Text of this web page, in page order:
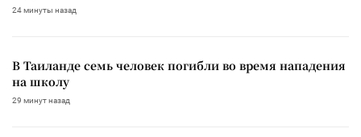
24 минуты назад
В Таиланде семь человек погибли во время нападения
на школу
29 минут назад